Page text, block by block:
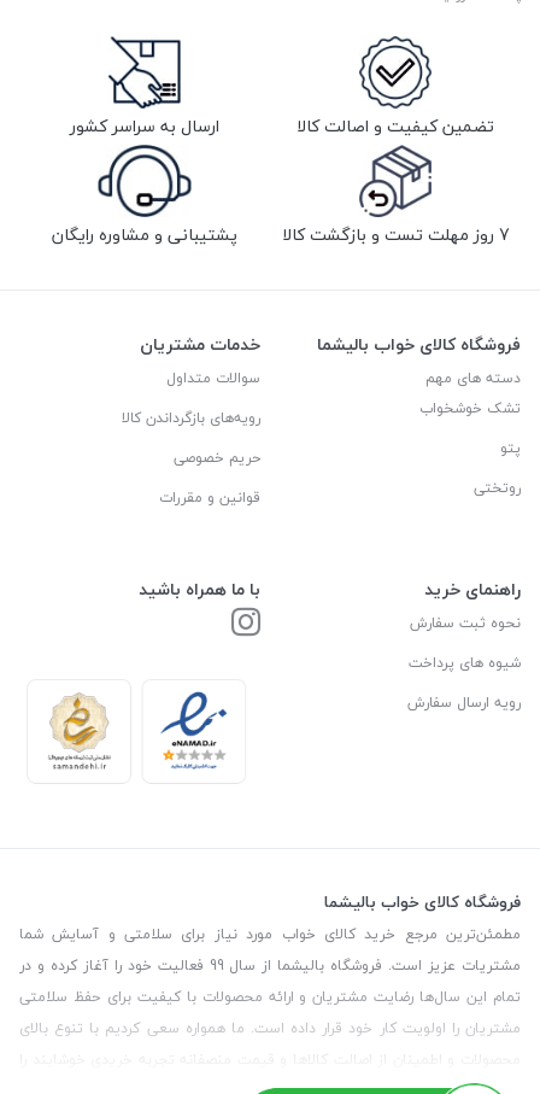
تضمین کیفیت و اصالت کالا ارسال به سراسر کشور
7 روز مهلت تست و بازگشت کالا پشتیبانی و مشاوره رایگان
فروشگاه کالای خواب بالیشما
دسته های مهم
تشک خوشخواب
پتو
روتختی
خدمات مشتریان
سوالات متداول
رویه‌های بازگرداندن کالا
حریم خصوصی
قوانین و مقررات
راهنمای خرید
نحوه ثبت سفارش
شیوه های پرداخت
رویه ارسال سفارش
با ما همراه باشید
فروشگاه کالای خواب بالیشما
مطمئن‌ترین مرجع خرید کالای خواب مورد نیاز برای سلامتی و آسایش شما
مشتریات عزیز است. فروشگاه بالیشما از سال 99 فعالیت خود را آغاز کرده و در
تمام این سال‌ها رضایت مشتریان و ارائه محصولات با کیفیت برای حفظ سلامتی
مشتریان را اولویت کار خود قرار داده است. ما همواره سعی کردیم با تنوع بالای
محصولات و اطمینان از اصالت کالاها و قیمت منصفانه تجربه خریدی خوشایند را